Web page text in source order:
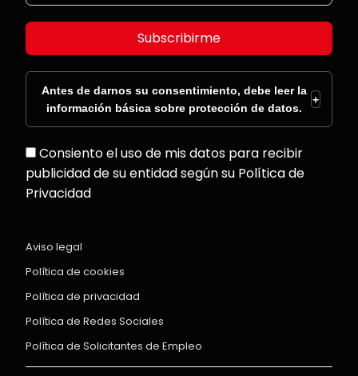
Subscribirme
Antes de darnos su consentimiento, debe leer la
información básica sobre protección de datos.
+
Consiento el uso de mis datos para recibir
publicidad de su entidad según su Política de
Privacidad
Aviso legal
Política de cookies
Política de privacidad
Política de Redes Sociales
Política de Solicitantes de Empleo